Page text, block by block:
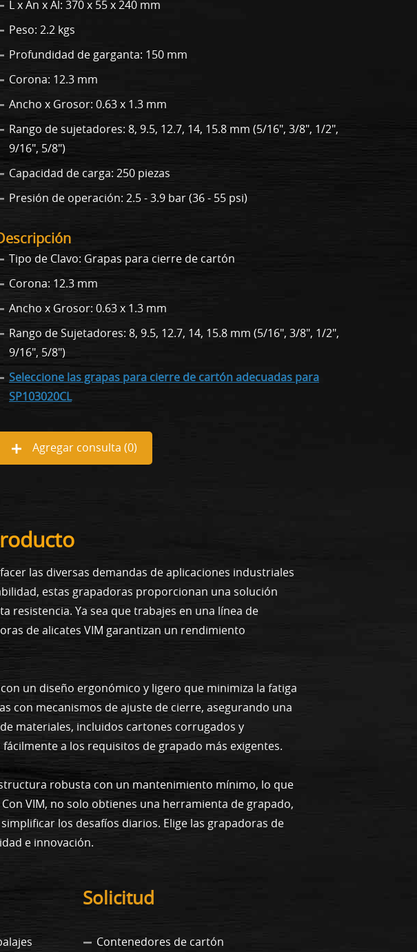
L x An x Al: 370 x 55 x 240 mm
Peso: 2.2 kgs
Profundidad de garganta: 150 mm
Corona: 12.3 mm
Ancho x Grosor: 0.63 x 1.3 mm
Rango de sujetadores: 8, 9.5, 12.7, 14, 15.8 mm (5/16", 3/8", 1/2",
9/16", 5/8")
Capacidad de carga: 250 piezas
Presión de operación: 2.5 - 3.9 bar (36 - 55 psi)
Tipo de Clavo: Grapas para cierre de cartón
Corona: 12.3 mm
Ancho x Grosor: 0.63 x 1.3 mm
Rango de Sujetadores: 8, 9.5, 12.7, 14, 15.8 mm (5/16", 3/8", 1/2",
9/16", 5/8")
Seleccione las grapas para cierre de cartón adecuadas para
SP103020CL
Agregar consulta (0)
las diversas demandas de aplicaciones industriales
estas grapadoras proporcionan una solución
resistencia. Ya sea que trabajes en una línea de
de alicates VIM garantizan un rendimiento
un diseño ergonómico y ligero que minimiza la fatiga
con mecanismos de ajuste de cierre, asegurando una
materiales, incluidos cartones corrugados y
a los requisitos de grapado más exigentes.
robusta con un mantenimiento mínimo, lo que
VIM, no solo obtienes una herramienta de grapado,
los desafíos diarios. Elige las grapadoras de
e innovación.
Solicitud
Contenedores de cartón